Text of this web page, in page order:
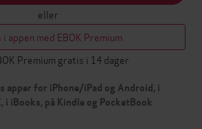
eller
appen med EBOK Premium
Premium gratis i 14 dager
apper for iPhone/iPad og Android, i
i iBooks, på Kindle og PocketBook